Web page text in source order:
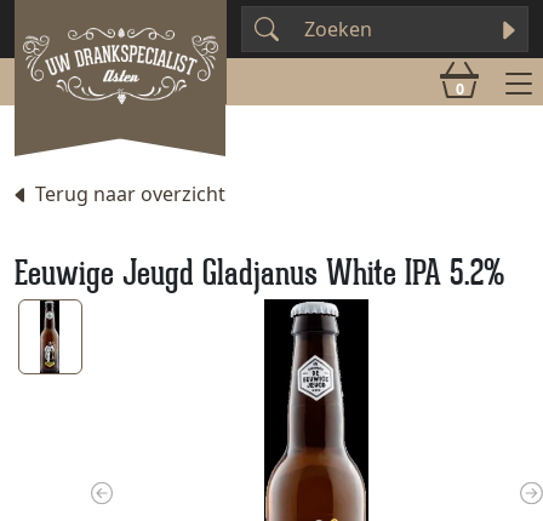
0
Terug naar overzicht
Eeuwige Jeugd Gladjanus White IPA 5.2%
Previous